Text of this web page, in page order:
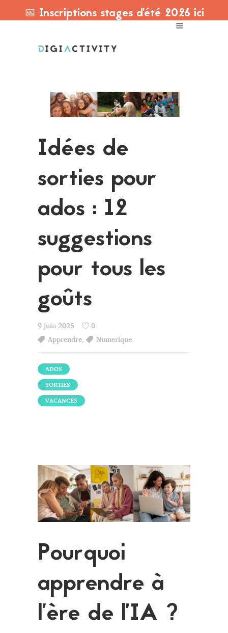
📅 Inscriptions stages d'été 2026 ici
Idées de
sorties pour
ados : 12
suggestions
pour tous les
goûts
9 juin 2025
0
Apprendre
Numerique
ADOS
SORTIES
VACANCES
Pourquoi
apprendre à
l’ère de l’IA ?